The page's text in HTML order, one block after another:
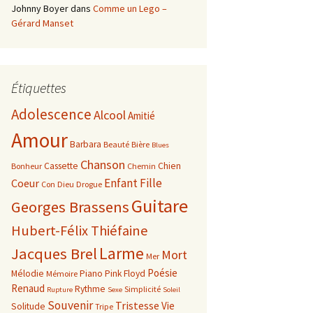
Johnny Boyerdans Comme un Lego –
Gérard Manset
Étiquettes
AdolescenceAlcoolAmitié
AmourBarbara Beauté Bière Blues
Bonheur Cassette Chanson Chemin Chien
Coeur Con Dieu Drogue EnfantFille
Georges BrassensGuitare
Hubert-Félix Thiéfaine
Jacques Brel Larme Mer Mort
Mélodie Mémoire Piano Pink Floyd Poésie
Renaud Rupture Rythme Sexe Simplicité Soleil
Solitude Souvenir Tripe Tristesse Vie